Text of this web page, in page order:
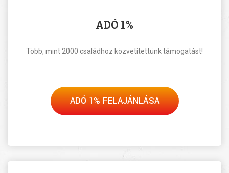
ADÓ 1%
Több, mint 2000 családhoz közvetítettünk támogatást!
ADÓ 1% FELAJÁNLÁSA